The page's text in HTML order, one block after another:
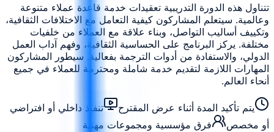
تتناول هذه الدورة التدريبية تعقيدات خدمة قاعدة عملاء متنوعة
وعالمية. سيتعلم المشاركون كيفية التعامل مع الاختلافات الثقافية،
وتكييف أساليب التواصل، وبناء علاقة مع العملاء من خلفيات
مختلفة. يركز البرنامج على الحساسية الثقافية، وفهم آداب العمل
الدولي، والاستفادة من أدوات الترجمة بفعالية. سيطور المشاركون
المهارات اللازمة لتقديم خدمة شاملة ومحترمة للعملاء في جميع
أنحاء العالم.
يتم تأكيد المدة أثناء عرض المقترح
تنفيذ داخلي أو افتراضي
أو مخصص
فرق مؤسسية ومجموعات مهنية